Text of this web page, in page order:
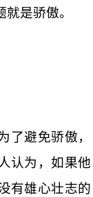
是骄傲。
了避免骄傲，
认为，如果他
有雄心壮志的